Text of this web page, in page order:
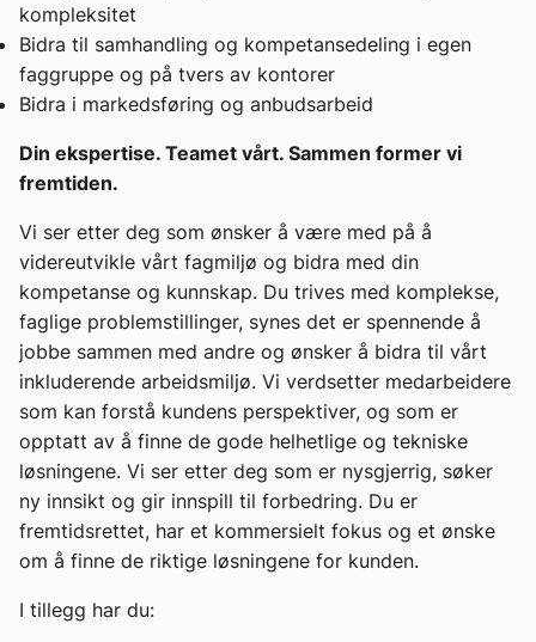
kompleksitet
Bidra til samhandling og kompetansedeling i egen
faggruppe og på tvers av kontorer
Bidra i markedsføring og anbudsarbeid
Din ekspertise. Teamet vårt. Sammen former vi
fremtiden.
Vi ser etter deg som ønsker å være med på å
videreutvikle vårt fagmiljø og bidra med din
kompetanse og kunnskap. Du trives med komplekse,
faglige problemstillinger, synes det er spennende å
jobbe sammen med andre og ønsker å bidra til vårt
inkluderende arbeidsmiljø. Vi verdsetter medarbeidere
som kan forstå kundens perspektiver, og som er
opptatt av å finne de gode helhetlige og tekniske
løsningene. Vi ser etter deg som er nysgjerrig, søker
ny innsikt og gir innspill til forbedring. Du er
fremtidsrettet, har et kommersielt fokus og et ønske
om å finne de riktige løsningene for kunden.
I tillegg har du: